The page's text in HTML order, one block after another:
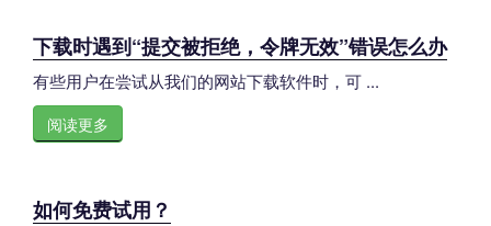
下载时遇到“提交被拒绝，令牌无效”错误怎么办
有些用户在尝试从我们的网站下载软件时，可 ...
阅读更多
如何免费试用？